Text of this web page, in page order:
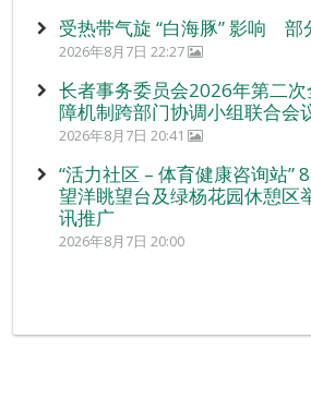
受热带气旋 “白海豚” 影响 部
2026年8月7日 22:27
长者事务委员会2026年第二
障机制跨部门协调小组联合会
2026年8月7日 20:41
“活力社区 – 体育健康咨询站”
望洋眺望台及绿杨花园休憩区
讯推广
2026年8月7日 20:00